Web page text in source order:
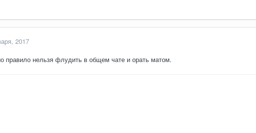
2017
правило нельзя флудить в общем чате и орать матом.